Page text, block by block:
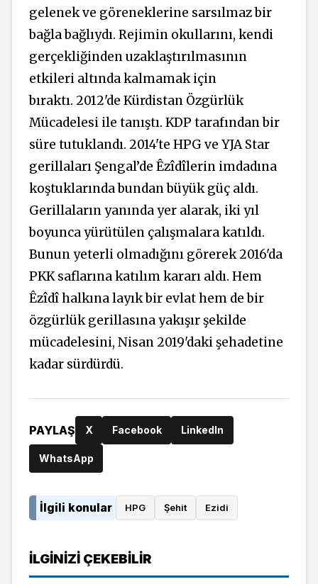
gelenek ve göreneklerine sarsılmaz bir
bağla bağlıydı. Rejimin okullarını, kendi
gerçekliğinden uzaklaştırılmasının
etkileri altında kalmamak için
bıraktı. 2012'de Kürdistan Özgürlük
Mücadelesi ile tanıştı. KDP tarafından bir
süre tutuklandı. 2014'te HPG ve YJA Star
gerillaları Şengal’de Êzîdîlerin imdadına
koştuklarında bundan büyük güç aldı.
Gerillaların yanında yer alarak, iki yıl
boyunca yürütülen çalışmalara katıldı.
Bunun yeterli olmadığını görerek 2016'da
PKK saflarına katılım kararı aldı. Hem
Êzîdî halkına layık bir evlat hem de bir
özgürlük gerillasına yakışır şekilde
mücadelesini, Nisan 2019'daki şehadetine
kadar sürdürdü.
PAYLAŞ X Facebook LinkedIn
WhatsApp
İlgili konular HPG Şehit Ezidi
İLGINIZI ÇEKEBILIR